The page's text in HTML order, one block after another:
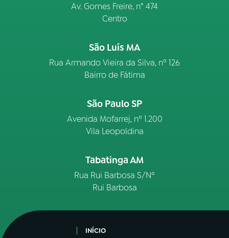
Av. Gomes Freire, n° 474
Centro
São Luís MA
Rua Armando Vieira da Silva, nº 126
Bairro de Fátima
São Paulo SP
Avenida Mofarrej, nº 1.200
Vila Leopoldina
Tabatinga AM
Rua Rui Barbosa S/Nº
Rui Barbosa
INÍCIO